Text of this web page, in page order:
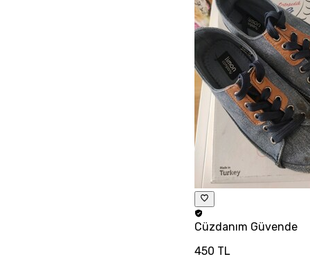
Cüzdanım Güvende
450 TL